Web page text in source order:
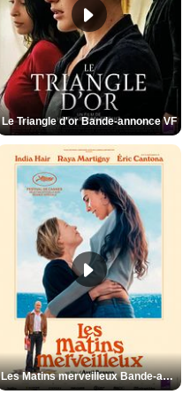
Le Triangle d'or Bande-annonce VF
Les Matins merveilleux Bande-annonce VF